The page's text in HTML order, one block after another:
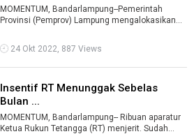
MOMENTUM, Bandarlampung--Pemerintah
Provinsi (Pemprov) Lampung mengalokasikan
24 Okt 2022, 887 Views
Insentif RT Menunggak Sebelas
Bulan ...
MOMENTUM, Bandarlampung-- Ribuan aparatur
Ketua Rukun Tetangga (RT) menjerit. Sudah